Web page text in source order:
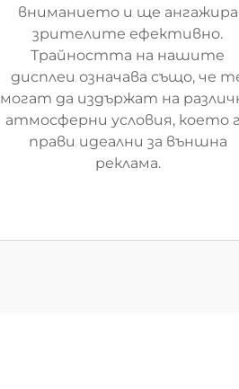
вниманието и ще ангажира
зрителите ефективно.
Трайността на нашите
дисплеи означава също, че
могат да издържат на
атмосферни условия, което
прави идеални за външна
реклама.